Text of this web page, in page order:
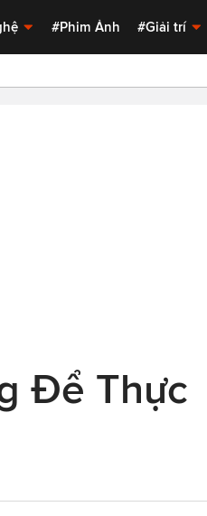
#Phim Ảnh #Giải trí
Để Thực